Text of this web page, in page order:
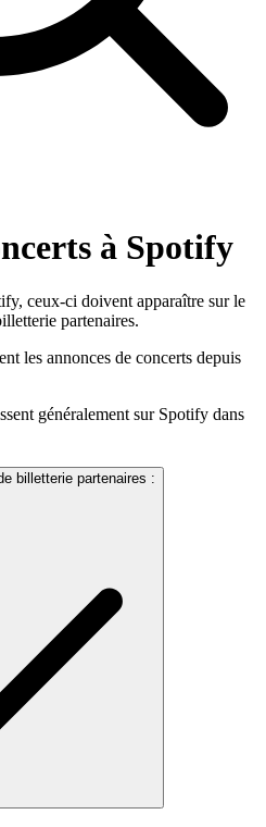
à Spotify
ceux-ci doivent apparaître sur le
partenaires.
les annonces de concerts depuis
généralement sur Spotify dans
billetterie partenaires :